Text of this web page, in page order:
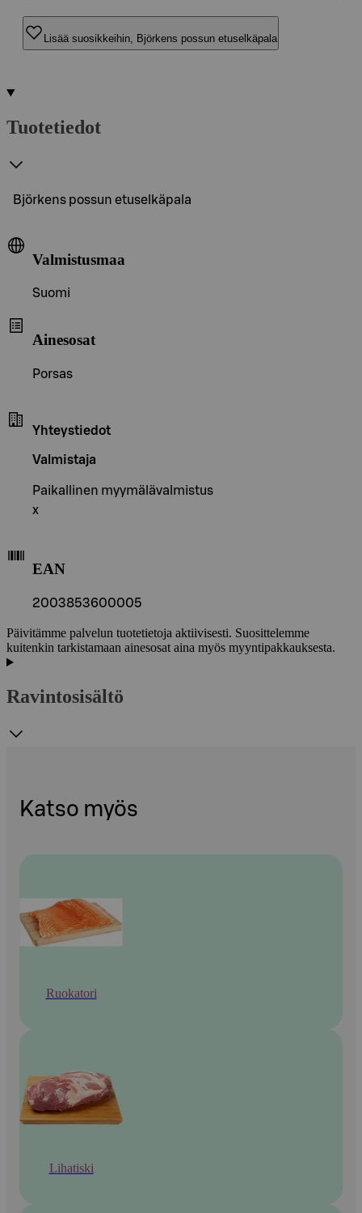
Lisää suosikkeihin, Björkens possun etuselkäpala
Tuotetiedot
Björkens possun etuselkäpala
Valmistusmaa
Suomi
Ainesosat
Porsas
Yhteystiedot
Valmistaja
Paikallinen myymälävalmistus
x
EAN
2003853600005
Päivitämme palvelun tuotetietoja aktiivisesti. Suosittelemme
kuitenkin tarkistamaan ainesosat aina myös myyntipakkauksesta.
Ravintosisältö
Katso myös
Ruokatori
Lihatiski